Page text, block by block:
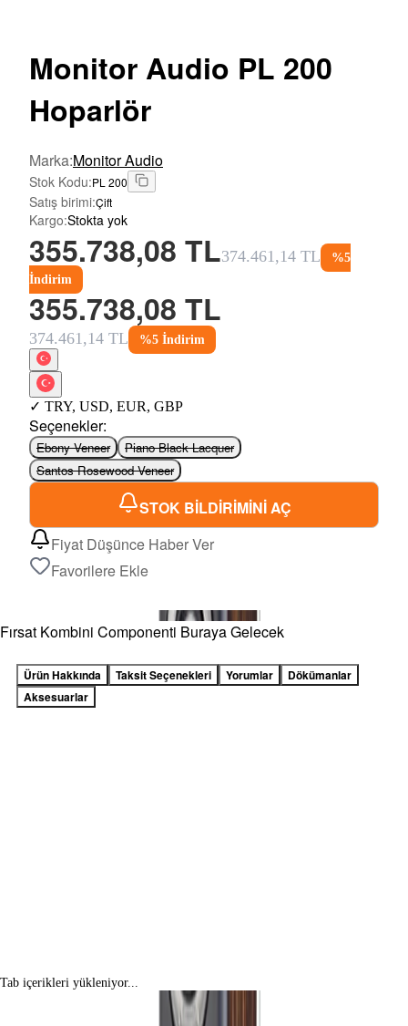
Monitor Audio PL 200
Hoparlör
Marka:Monitor Audio
Stok Kodu:PL 200
Satış birimi:Çift
Kargo:Stokta yok
355.738,08 TL374.461,14 TL %5
İndirim
355.738,08 TL
374.461,14 TL %5 İndirim
✓ TRY, USD, EUR, GBP
Seçenekler:
Ebony Veneer
Piano Black Lacquer
Santos Rosewood Veneer
STOK BİLDİRİMİNİ AÇ
Fiyat Düşünce Haber Ver
Favorilere Ekle
Fırsat Kombini Componenti Buraya Gelecek
Ürün Hakkında Taksit Seçenekleri Yorumlar
Dökümanlar
Aksesuarlar
Tab içerikleri yükleniyor...